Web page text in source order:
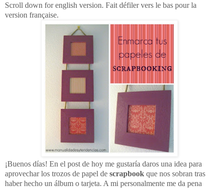
Scroll down for english version. Fait défiler vers le bas pour la
version française.
¡Buenos días! En el post de hoy me gustaría daros una idea para
aprovechar los trozos de papel de scrapbook que nos sobran tras
haber hecho un álbum o tarjeta. A mi personalmente me da pena